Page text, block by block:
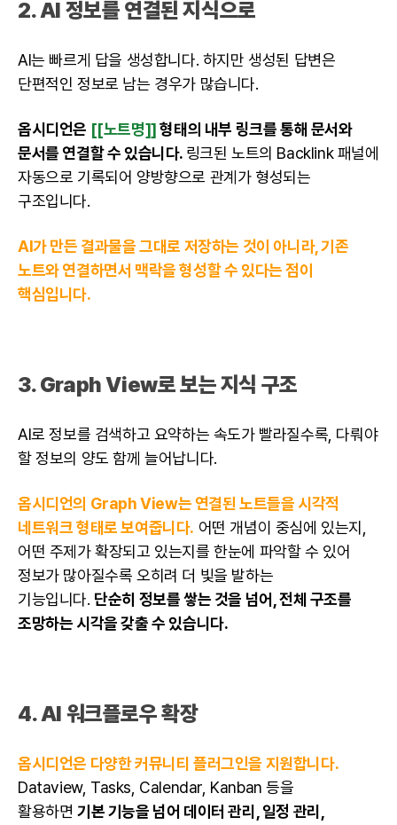
2. AI 정보를 연결된 지식으로
AI는 빠르게 답을 생성합니다. 하지만 생성된 답변은
단편적인 정보로 남는 경우가 많습니다.
옵시디언은 [[노트명]]형태의 내부 링크를 통해 문서와
문서를 연결할 수 있습니다. 링크된 노트의 Backlink 패널에
자동으로 기록되어 양방향으로 관계가 형성되는
구조입니다.
AI가 만든 결과물을 그대로 저장하는 것이 아니라, 기존
노트와 연결하면서 맥락을 형성할 수 있다는 점이
핵심입니다.
3. Graph View로 보는 지식 구조
AI로 정보를 검색하고 요약하는 속도가 빨라질수록, 다뤄야
할 정보의 양도 함께 늘어납니다.
옵시디언의 Graph View는 연결된 노트들을 시각적
네트워크 형태로 보여줍니다. 어떤 개념이 중심에 있는지,
어떤 주제가 확장되고 있는지를 한눈에 파악할 수 있어
정보가 많아질수록 오히려 더 빛을 발하는
기능입니다. 단순히 정보를 쌓는 것을 넘어, 전체 구조를
조망하는 시각을 갖출 수 있습니다.
4. AI 워크플로우 확장
옵시디언은 다양한 커뮤니티 플러그인을 지원합니다.
Dataview, Tasks, Calendar, Kanban 등을
활용하면 기본 기능을 넘어 데이터 관리, 일정 관리,